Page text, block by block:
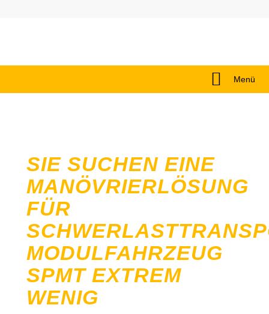
Menü
SIE SUCHEN EINE
MANÖVRIERLÖSUNG
FÜR
MODULFAHRZEUG
SPMT EXTREM
WENIG